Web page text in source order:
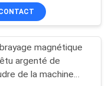
magnétique
argenté de
de la machine